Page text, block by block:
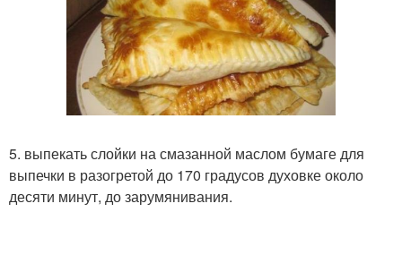
5. выпекать слойки на смазанной маслом бумаге для
выпечки в разогретой до 170 градусов духовке около
десяти минут, до зарумянивания.